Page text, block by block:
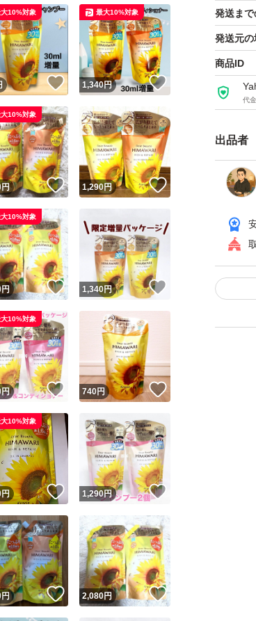
って起
●キメ
髪に仕
ーラル
●ノン
●アミ
*1：オ
発送ま
発送元の
商品ID
代
出品者
ユーザーの実績について
リマが定めた一定の基準を満たしたユーザーにバッジを付
品者
引出品者 Yahoo!フリマの基準をクリアした安心・安全な
この商品の情報をコピーします
品画像の無断転載は禁止されています
いいね！
10%対象
1,340円
最大10%対象
円 いいね！
10%対象
1,290円 いいね！
円 いいね！
10%対象
1,340円
円 いいね！
10%対象
740円
円 いいね！
10%対象
1,290円
円 いいね！
2,080円 いいね！